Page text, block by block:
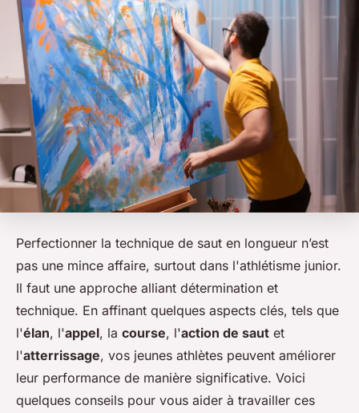
Perfectionner la technique de saut en longueur n’est
pas une mince affaire, surtout dans l'athlétisme junior.
Il faut une approche alliant détermination et
technique. En affinant quelques aspects clés, tels que
l'élan, l'appel, la course, l'action de saut et
l'atterrissage, vos jeunes athlètes peuvent améliorer
leur performance de manière significative. Voici
quelques conseils pour vous aider à travailler ces